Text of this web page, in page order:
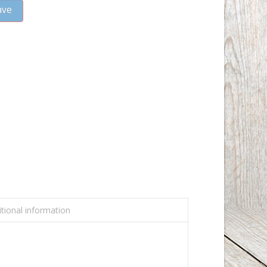
information